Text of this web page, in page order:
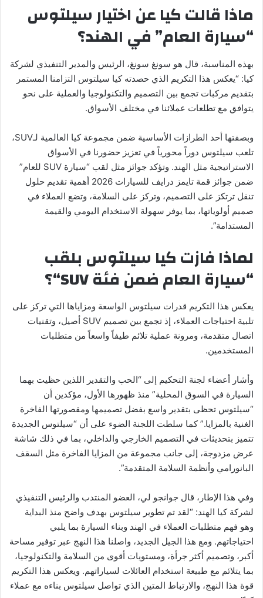
ماذا قالت كيا عن اختيار سيلتوس
“سيارة العام” في الهند؟
بهذه المناسبة، قال هو سونغ سونغ، الرئيس والمدير التنفيذي لشركة
كيا: “يعكس هذا التكريم الذي حصدته كيا سيلتوس التزامنا المستمر
بتقديم مركبات تجمع بين التصميم والتكنولوجيا والعملية على نحو
يتوافق مع تطلعات عملائنا في مختلف الأسواق.
وبصفتها أحد الطرازات الأساسية ضمن مجموعة كيا العالمية لـSUV،
تلعب سيلتوس دوراً محورياً في تعزيز حضورنا في الأسواق
الاستراتيجية مثل الهند. وتؤكد جوائز مثل لقب “سيارة SUV للعام”
ضمن جوائز قمة تايمز درايف للسيارات 2026 أهمية تقديم حلول
تنقل ترتكز على التصميم، وتركز على السلامة، وتضع العملاء في
صميم أولوياتها، بما يوفر سهولة الاستخدام اليومي والقيمة
المستدامة”.
لماذا فازت كيا سيلتوس بلقب
“سيارة العام ضمن فئةSUV“؟
يعكس هذا التكريم قدرات سيلتوس الواسعة ومزاياها التي تركز على
تلبية احتياجات العملاء، إذ تجمع بين تصميم SUV أصيل، وتقنيات
اتصال متقدمة، ومرونة عملية تلائم طيفاً واسعاً من متطلبات
المستخدمين.
وأشار أعضاء لجنة التحكيم إلى “الحب والتقدير اللذين حظيت بهما
السيارة في السوق المحلية” منذ ظهورها الأول، مؤكدين أن
“سيلتوس تحظى بتقدير واسع بفضل تصميمها ومقصورتها الفاخرة
الغنية بالمزايا.” كما سلطت اللجنة الضوء على أن “سيلتوس الجديدة
تتميز بتحديثات في التصميم الخارجي والداخلي، بما في ذلك شاشة
عرض مزدوجة، إلى جانب مجموعة من المزايا الفاخرة مثل السقف
البانورامي وأنظمة السلامة المتقدمة”.
وفي هذا الإطار، قال جوانجو لي، العضو المنتدب والرئيس التنفيذي
لشركة كيا الهند: “لقد تم تطوير سيلتوس بهدف واضح منذ البداية
وهو فهم متطلبات العملاء في الهند وبناء السيارة بما يلبي
احتياجاتهم. ومع هذا الجيل الجديد، واصلنا هذا النهج عبر توفير مساحة
أكبر، وتصميم أكثر جرأة، ومستويات أقوى من السلامة والتكنولوجيا،
بما يتلائم مع طبيعة استخدام العائلات لسياراتهم. ويعكس هذا التكريم
قوة هذا النهج، والارتباط المتين الذي تواصل سيلتوس بناءه مع عملاء